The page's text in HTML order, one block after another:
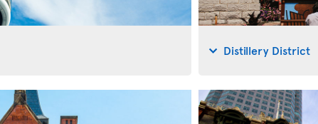
Distillery District